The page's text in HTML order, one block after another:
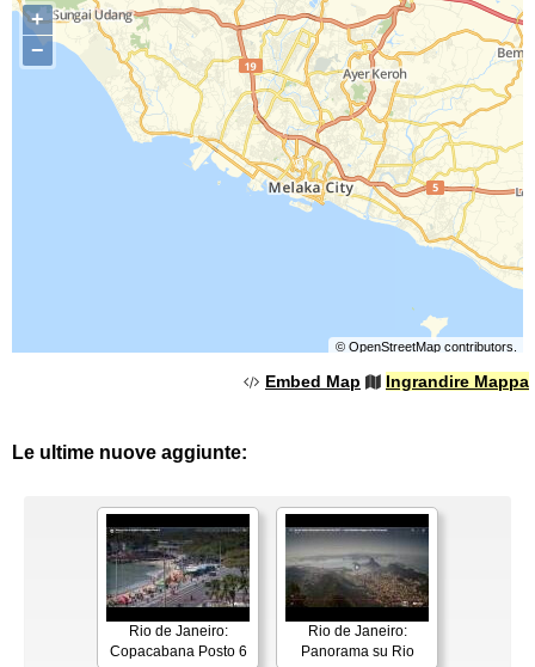
+
−
© OpenStreetMapcontributors.
Embed Map Ingrandire Mappa
Le ultime nuove aggiunte:
Rio de Janeiro:
Copacabana Posto 6
Rio de Janeiro:
Panorama su Rio